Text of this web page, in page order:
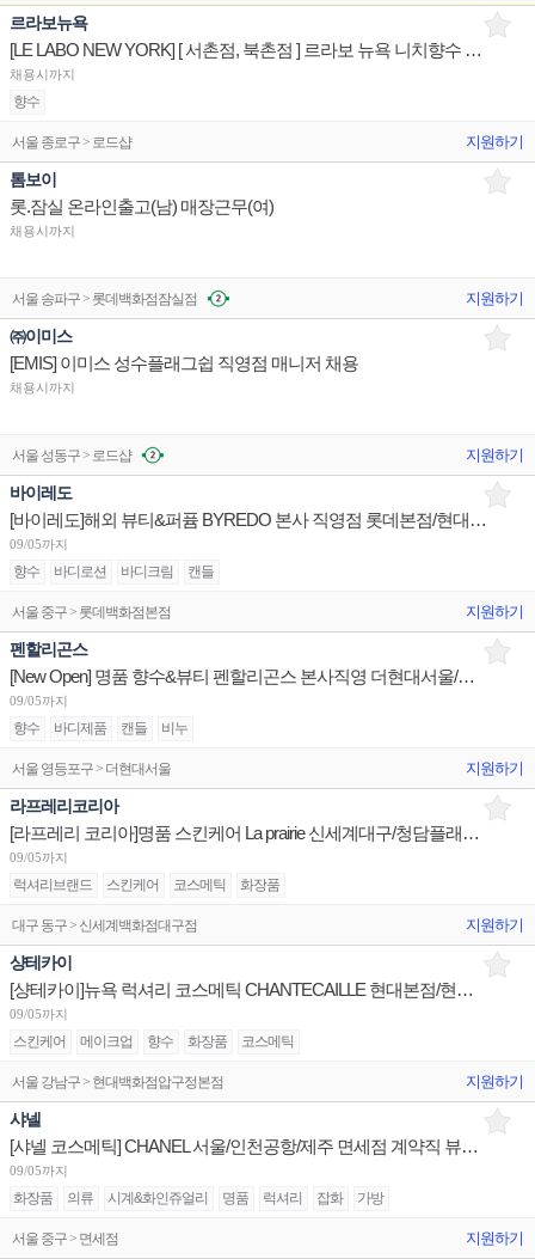
르라보뉴욕
[LE LABO NEW YORK] [ 서촌점, 북촌점 ] 르라보 뉴욕 니치향수 매장/유지/관리 판매전문직원
채용시까지
향수
서울 종로구 > 로드샵 지원하기
톰보이
롯.잠실 온라인출고(남) 매장근무(여)
채용시까지
서울 송파구 > 롯데백화점잠실점 지원하기
㈜이미스
[EMIS] 이미스 성수플래그쉽 직영점 매니저 채용
채용시까지
서울 성동구 > 로드샵 지원하기
바이레도
[바이레도]해외 뷰티&퍼퓸 BYREDO 본사 직영점 롯데본점/현대목동/더현대서울 시니어/주니어 채용
09/05까지
향수 바디로션 바디크림 캔들
서울 중구 > 롯데백화점본점 지원하기
펜할리곤스
[New Open] 명품 향수&뷰티 펜할리곤스 본사직영 더현대서울/현대무역 시니어/주니어 채용
09/05까지
향수 바디제품 캔들 비누
서울 영등포구 > 더현대서울 지원하기
라프레리코리아
[라프레리 코리아]명품 스킨케어 La prairie 신세계대구/청담플래그십 뷰티 테라피스트 채용
09/05까지
럭셔리브랜드 스킨케어 코스메틱 화장품
대구 동구 > 신세계백화점대구점 지원하기
샹테카이
[샹테카이]뉴욕 럭셔리 코스메틱 CHANTECAILLE 현대본점/현대판교 부매니저/시니어 채용
09/05까지
스킨케어 메이크업 향수 화장품 코스메틱
서울 강남구 > 현대백화점압구정본점 지원하기
샤넬
[샤넬 코스메틱] CHANEL 서울/인천공항/제주 면세점 계약직 뷰티 어드바이저 채용
09/05까지
화장품 의류 시계&화인쥬얼리 명품 럭셔리 잡화 가방
서울 중구 > 면세점 지원하기